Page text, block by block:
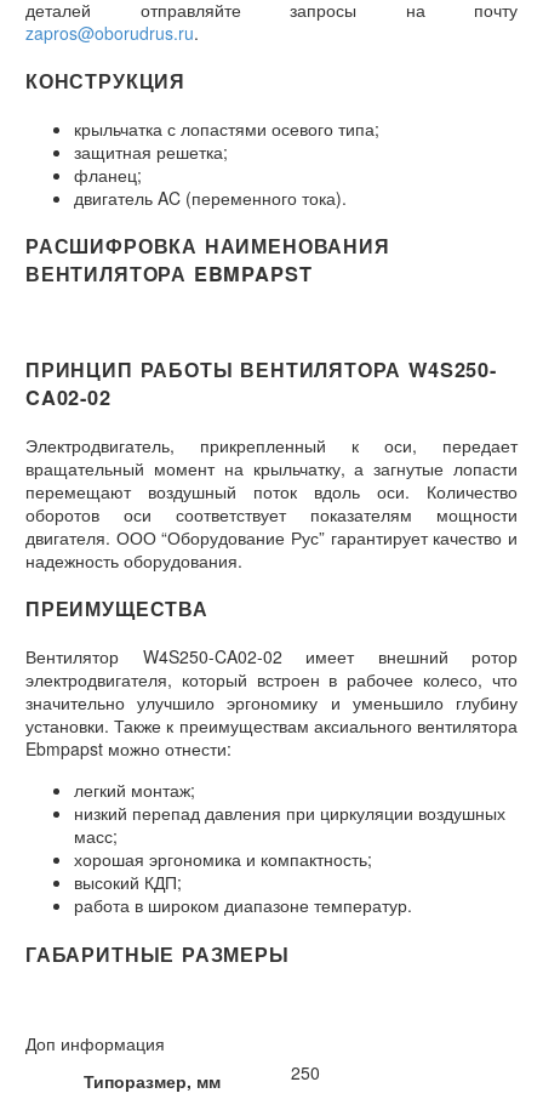
деталей отправляйте запросы на почту
zapros@oborudrus.ru.
КОНСТРУКЦИЯ
крыльчатка с лопастями осевого типа;
защитная решетка;
фланец;
двигатель AC (переменного тока).
РАСШИФРОВКА НАИМЕНОВАНИЯ
ВЕНТИЛЯТОРА EBMPAPST
ПРИНЦИП РАБОТЫ ВЕНТИЛЯТОРА W4S250-
CA02-02
Электродвигатель, прикрепленный к оси, передает
вращательный момент на крыльчатку, а загнутые лопасти
перемещают воздушный поток вдоль оси. Количество
оборотов оси соответствует показателям мощности
двигателя. ООО “Оборудование Рус” гарантирует качество и
надежность оборудования.
ПРЕИМУЩЕСТВА
Вентилятор W4S250-CA02-02 имеет внешний ротор
электродвигателя, который встроен в рабочее колесо, что
значительно улучшило эргономику и уменьшило глубину
установки. Также к преимуществам аксиального вентилятора
Ebmpapst можно отнести:
легкий монтаж;
низкий перепад давления при циркуляции воздушных
масс;
хорошая эргономика и компактность;
высокий КДП;
работа в широком диапазоне температур.
ГАБАРИТНЫЕ РАЗМЕРЫ
Доп информация
Типоразмер, мм
250